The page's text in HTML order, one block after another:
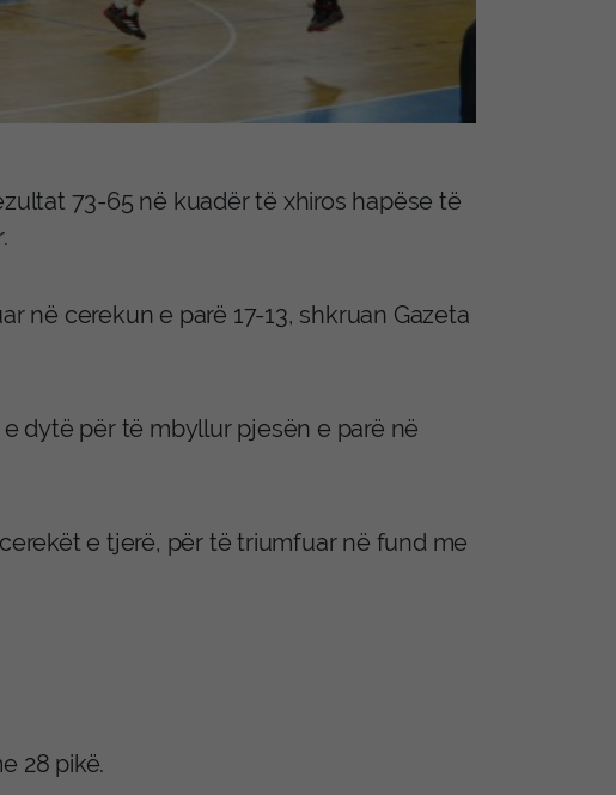
73-65 në kuadër të xhiros hapëse të
në cerekun e parë 17-13, shkruan Gazeta
dytë për të mbyllur pjesën e parë në
e tjerë, për të triumfuar në fund me
28 pikë.